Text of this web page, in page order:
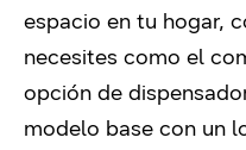
espacio en tu hogar,
necesites como el
opción de
modelo base con un